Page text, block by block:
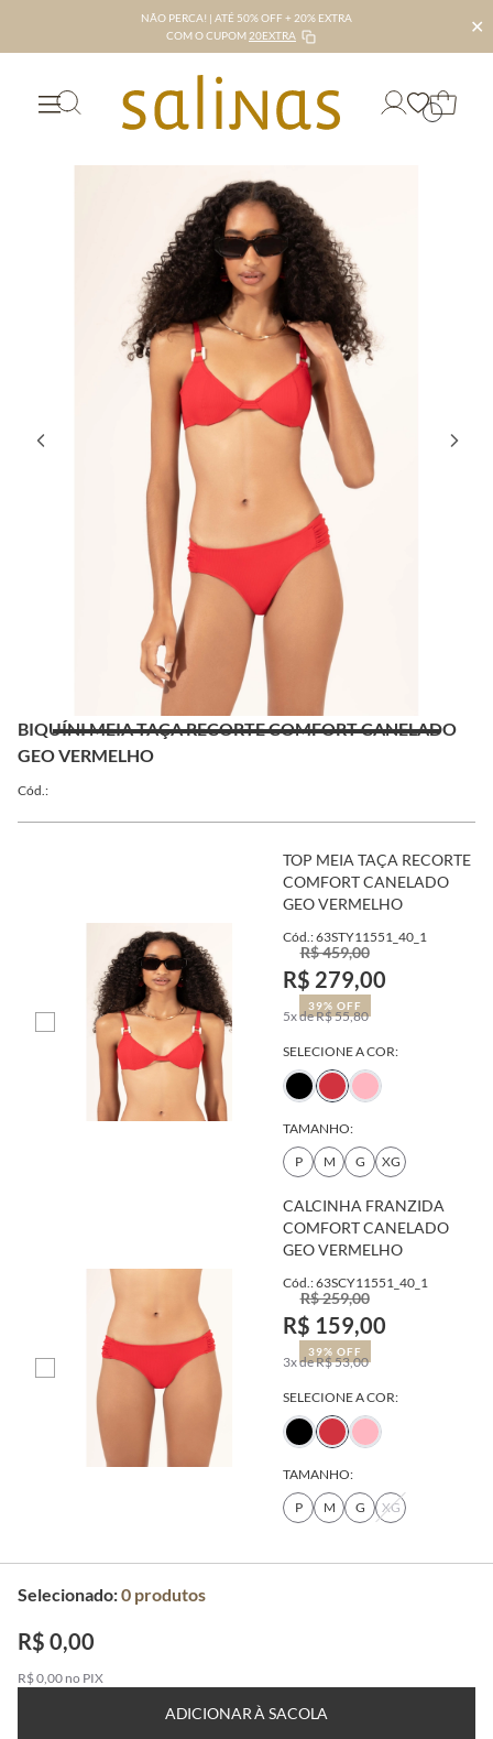
NÃO PERCA! | ATÉ 50% OFF + 20% EXTRA
COM O CUPOM 20EXTRA ✕
BIQUÍNI MEIA TAÇA RECORTE COMFORT CANELADO
GEO VERMELHO
Cód.:
TOP MEIA TAÇA RECORTE
COMFORT CANELADO
GEO VERMELHO
Cód.: 63STY11551_40_1
R$ 459,00
R$ 279,00
39% OFF
5x de R$ 55,80
SELECIONE A COR:
TAMANHO:
P
M G XG
CALCINHA FRANZIDA
COMFORT CANELADO
GEO VERMELHO
Cód.: 63SCY11551_40_1
R$ 259,00
R$ 159,00
39% OFF
3x de R$ 53,00
SELECIONE A COR:
TAMANHO:
P
M G XG
Selecionado:0 produtos
R$ 0,00
R$ 0,00 no PIX
ADICIONAR À SACOLA